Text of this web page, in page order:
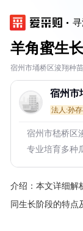
羊角蜜生
宿州市埇桥区浚翔种
宿州市
法人:孙
宿州市嵇桥区
专业培育多种
介绍： 本文详细解
同生长阶段的特点